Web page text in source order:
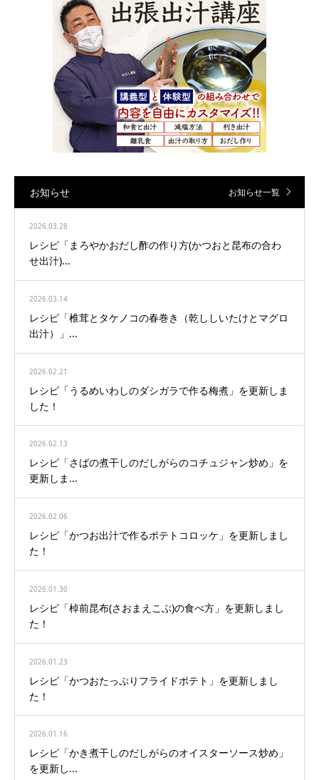
お知らせ お知らせ一覧
2026.03.28
レシピ「まろやかおだし酢の作り方(かつおと昆布の合わ
せ出汁)...
2026.03.14
レシピ「椎茸とタケノコの春巻き（乾ししいたけとマグロ
出汁）」...
2026.02.21
レシピ「うるめいわしのダシガラで作る梅煮」を更新しま
した！
2026.02.13
レシピ「さばの煮干しのだしがらのコチュジャン炒め」を
更新しま...
2026.02.06
レシピ「かつお出汁で作るポテトコロッケ」を更新しまし
た！
2026.01.30
レシピ「棹前昆布(さおまえこぶ)の食べ方」を更新しまし
た！
2026.01.23
レシピ「かつおたっぷりフライドポテト」を更新しまし
た！
2026.01.16
レシピ「かき煮干しのだしがらのオイスターソース炒め」
を更新し...